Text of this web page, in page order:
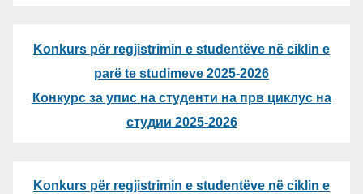
Konkurs për regjistrimin e studentëve në ciklin e
parë te studimeve 2025-2026
Конкурс за упис на студенти на прв циклус на
студии 2025-2026
Konkurs për regjistrimin e studentëve në ciklin e